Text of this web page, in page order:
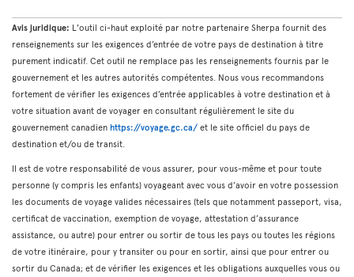
Avis juridique: L'outil ci-haut exploité par notre partenaire Sherpa fournit des
renseignements sur les exigences d’entrée de votre pays de destination à titre
purement indicatif. Cet outil ne remplace pas les renseignements fournis par le
gouvernement et les autres autorités compétentes. Nous vous recommandons
fortement de vérifier les exigences d’entrée applicables à votre destination et à
votre situation avant de voyager en consultant régulièrement le site du
gouvernement canadien https://voyage.gc.ca/ et le site officiel du pays de
destination et/ou de transit.
Il est de votre responsabilité de vous assurer, pour vous-même et pour toute
personne (y compris les enfants) voyageant avec vous d’avoir en votre possession
les documents de voyage valides nécessaires (tels que notamment passeport, visa,
certificat de vaccination, exemption de voyage, attestation d’assurance
assistance, ou autre) pour entrer ou sortir de tous les pays ou toutes les régions
de votre itinéraire, pour y transiter ou pour en sortir, ainsi que pour entrer ou
sortir du Canada; et de vérifier les exigences et les obligations auxquelles vous ou